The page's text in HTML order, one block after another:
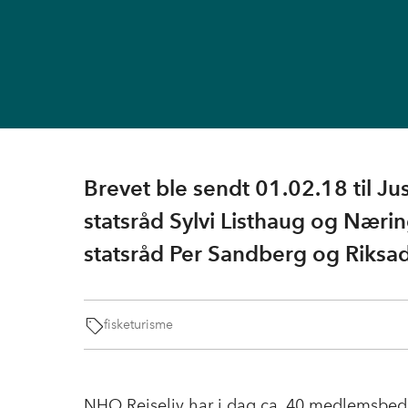
Brevet ble sendt 01.02.18 til
statsråd Sylvi Listhaug og
statsråd Per Sandberg og
fisketurisme